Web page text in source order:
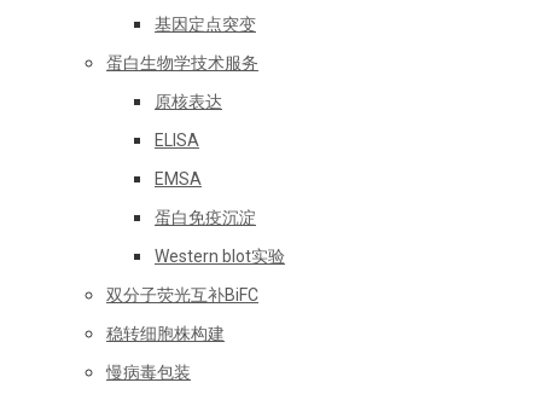
基因定点突变
蛋白生物学技术服务
原核表达
ELISA
EMSA
蛋白免疫沉淀
Western blot实验
双分子荧光互补BiFC
稳转细胞株构建
慢病毒包装